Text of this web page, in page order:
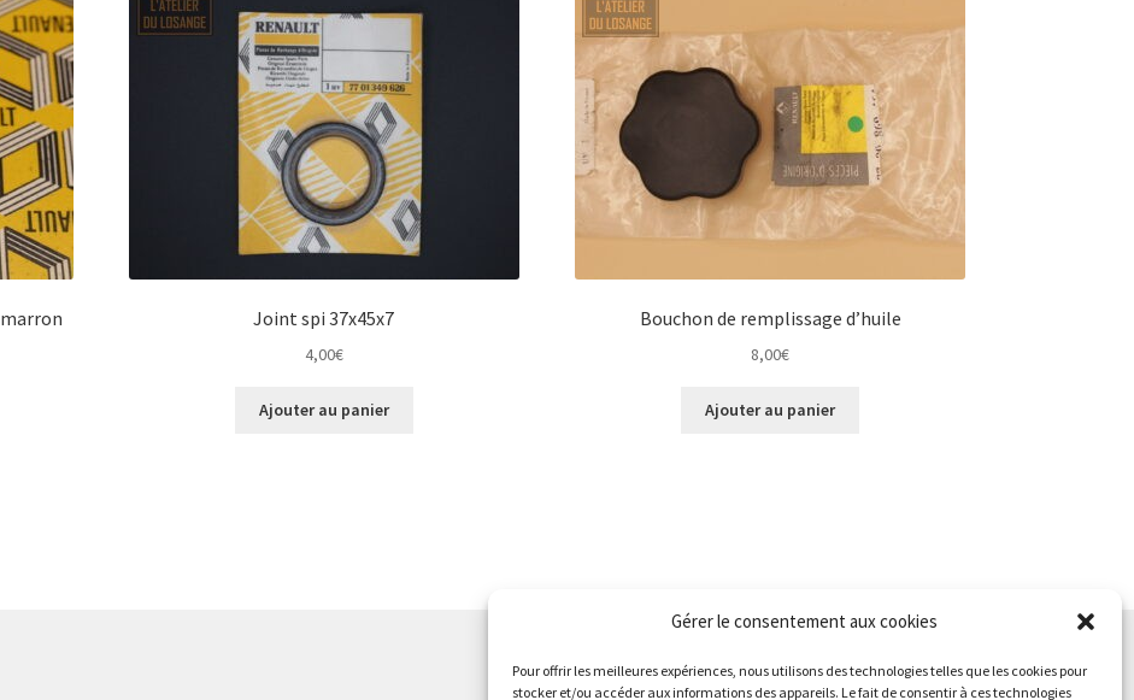
Gérer le consentement aux cookies
Pour offrir les meilleures expériences, nous utilisons des technologies telles que les cookies pour
stocker et/ou accéder aux informations des appareils. Le fait de consentir à ces technologies
marron Joint spi 37x45x7
4,00€
Ajouter au panier
Bouchon de remplissage d’huile
8,00€
Ajouter au panier